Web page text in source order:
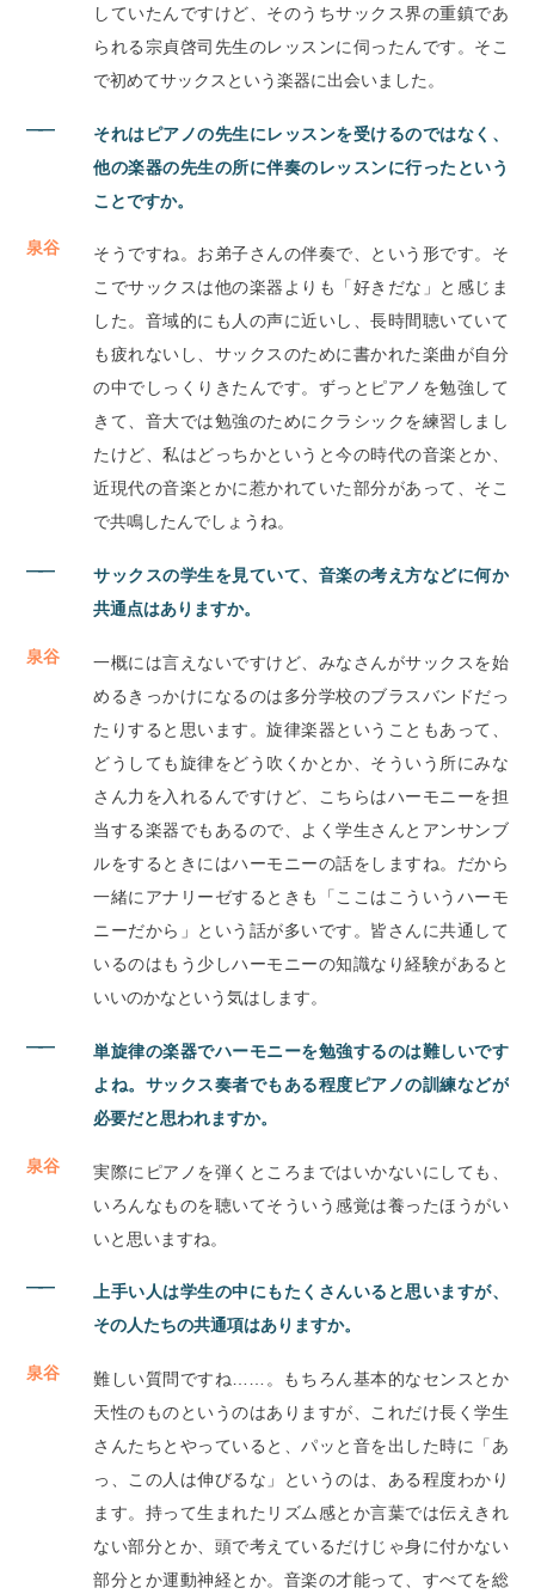
していたんですけど、そのうちサックス界の重鎮であ
られる宗貞啓司先生のレッスンに伺ったんです。そこ
で初めてサックスという楽器に出会いました。
――
それはピアノの先生にレッスンを受けるのではなく、
他の楽器の先生の所に伴奏のレッスンに行ったという
ことですか。
泉谷
そうですね。お弟子さんの伴奏で、という形です。そ
こでサックスは他の楽器よりも「好きだな」と感じま
した。音域的にも人の声に近いし、長時間聴いていて
も疲れないし、サックスのために書かれた楽曲が自分
の中でしっくりきたんです。ずっとピアノを勉強して
きて、音大では勉強のためにクラシックを練習しまし
たけど、私はどっちかというと今の時代の音楽とか、
近現代の音楽とかに惹かれていた部分があって、そこ
で共鳴したんでしょうね。
――
サックスの学生を見ていて、音楽の考え方などに何か
共通点はありますか。
泉谷
一概には言えないですけど、みなさんがサックスを始
めるきっかけになるのは多分学校のブラスバンドだっ
たりすると思います。旋律楽器ということもあって、
どうしても旋律をどう吹くかとか、そういう所にみな
さん力を入れるんですけど、こちらはハーモニーを担
当する楽器でもあるので、よく学生さんとアンサンブ
ルをするときにはハーモニーの話をしますね。だから
一緒にアナリーゼするときも「ここはこういうハーモ
ニーだから」という話が多いです。皆さんに共通して
いるのはもう少しハーモニーの知識なり経験があると
いいのかなという気はします。
――
単旋律の楽器でハーモニーを勉強するのは難しいです
よね。サックス奏者でもある程度ピアノの訓練などが
必要だと思われますか。
泉谷
実際にピアノを弾くところまではいかないにしても、
いろんなものを聴いてそういう感覚は養ったほうがい
いと思いますね。
――
上手い人は学生の中にもたくさんいると思いますが、
その人たちの共通項はありますか。
泉谷
難しい質問ですね……。もちろん基本的なセンスとか
天性のものというのはありますが、これだけ長く学生
さんたちとやっていると、パッと音を出した時に「あ
っ、この人は伸びるな」というのは、ある程度わかり
ます。持って生まれたリズム感とか言葉では伝えきれ
ない部分とか、頭で考えているだけじゃ身に付かない
部分とか運動神経とか。音楽の才能って、すべてを総